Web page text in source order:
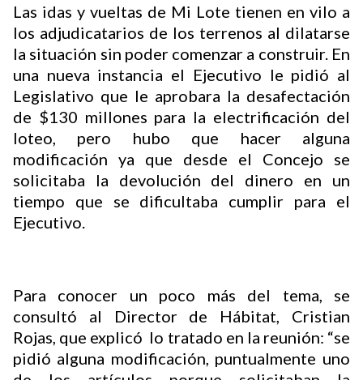
Las idas y vueltas de Mi Lote tienen en vilo a
los adjudicatarios de los terrenos al dilatarse
la situación sin poder comenzar a construir. En
una nueva instancia el Ejecutivo le pidió al
Legislativo que le aprobara la desafectación
de $130 millones para la electrificación del
loteo, pero hubo que hacer alguna
modificación ya que desde el Concejo se
solicitaba la devolución del dinero en un
tiempo que se dificultaba cumplir para el
Ejecutivo.
Para conocer un poco más del tema, se
consultó al Director de Hábitat, Cristian
Rojas, que explicó lo tratado en la reunión: “se
pidió alguna modificación, puntualmente uno
Buscador